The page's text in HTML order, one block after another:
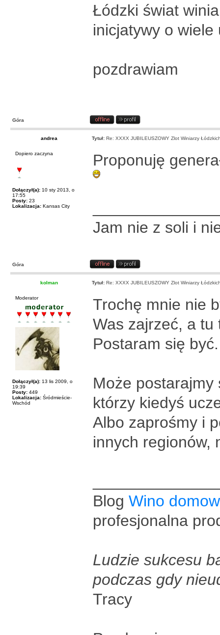
Łódzki świat
inicjatywy o wiele
pozdrawiam
Góra
andrea Tytuł: Re: XXXX JUBILEUSZOWY Zlot Winiarzy
Dopiero zaczyna
Dołączył(a): 10 sty 2013, o
17:55
Posty: 23
Lokalizacja: Kansas City
Proponuję
Jam nie z soli i
Góra
kolman Tytuł: Re: XXXX JUBILEUSZOWY Zlot Winiarzy
Moderator
Dołączył(a): 13 lis 2009, o
19:39
Posty: 449
Lokalizacja: Śródmieście-
Wschód
Trochę mnie nie
Was zajrzeć, a tu
Postaram się
Może postarajmy
którzy kiedyś
Albo zaprośmy i
innych regionów,
Blog Wino
profesjonalna
Ludzie sukcesu
podczas gdy
Tracy